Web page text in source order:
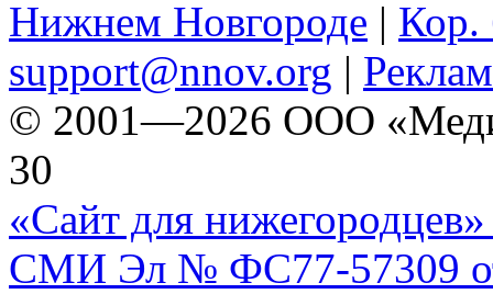
Нижнем Новгороде | Кор.
support@nnov.org |
© 2001—2026 ООО
30
«Сайт для нижегородцев»
СМИ Эл № ФС77-57309